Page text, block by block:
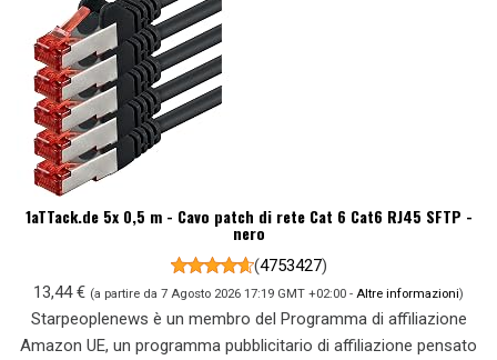
1aTTack.de 5x 0,5 m - Cavo patch di rete Cat 6 Cat6 RJ45 SFTP -
nero
(4753427)
13,44 € (a partire da 7 Agosto 2026 17:19 GMT +02:00 - Altre informazioni)
Starpeoplenews è un membro del Programma di affiliazione
Amazon UE, un programma pubblicitario di affiliazione pensato